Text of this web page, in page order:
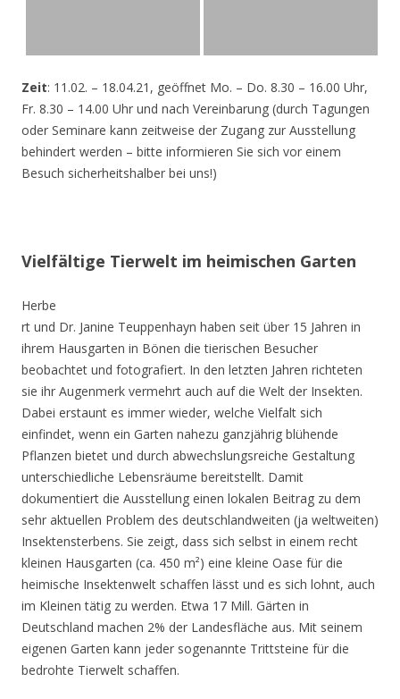
Zeit: 11.02. – 18.04.21, geöffnet Mo. – Do. 8.30 – 16.00 Uhr,
Fr. 8.30 – 14.00 Uhr und nach Vereinbarung (durch Tagungen
oder Seminare kann zeitweise der Zugang zur Ausstellung
behindert werden – bitte informieren Sie sich vor einem
Besuch sicherheitshalber bei uns!)
Vielfältige Tierwelt im heimischen Garten
Herbe
rt und Dr. Janine Teuppenhayn haben seit über 15 Jahren in
ihrem Hausgarten in Bönen die tierischen Besucher
beobachtet und fotografiert. In den letzten Jahren richteten
sie ihr Augenmerk vermehrt auch auf die Welt der Insekten.
Dabei erstaunt es immer wieder, welche Vielfalt sich
einfindet, wenn ein Garten nahezu ganzjährig blühende
Pflanzen bietet und durch abwechslungsreiche Gestaltung
unterschiedliche Lebensräume bereitstellt. Damit
dokumentiert die Ausstellung einen lokalen Beitrag zu dem
sehr aktuellen Problem des deutschlandweiten (ja weltweiten)
Insektensterbens. Sie zeigt, dass sich selbst in einem recht
kleinen Hausgarten (ca. 450 m²) eine kleine Oase für die
heimische Insektenwelt schaffen lässt und es sich lohnt, auch
im Kleinen tätig zu werden. Etwa 17 Mill. Gärten in
Deutschland machen 2% der Landesfläche aus. Mit seinem
eigenen Garten kann jeder sogenannte Trittsteine für die
bedrohte Tierwelt schaffen.